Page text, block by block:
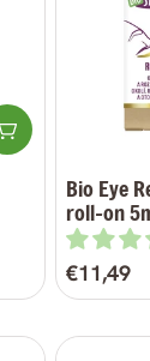
Pridať do
Bio Eye
roll-on
Bežná
cena
€11,49